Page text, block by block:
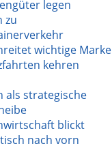
legen
zu
wichtige Marke
kehren
als strategische
blickt
nach vorn